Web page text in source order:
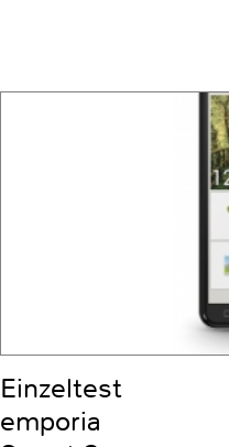
Einzeltest
emporia